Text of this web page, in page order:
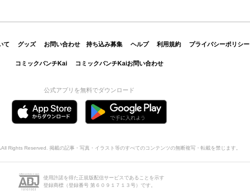
て グッズ お問い合わせ 持ち込み募集 ヘルプ 利用規約 プライバシーポリシー
コミックバンチKai コミックバンチKaiお問い合わせ
公式アプリを無料でダウンロード
All Rights Reserved. 掲載の記事・写真・イラスト等のすべてのコンテンツの無断複写・転載を禁じます。
使用許諾を得た正規版配信サービスであることを示す
登録商標（登録番号 第６０９１７１３号）です。